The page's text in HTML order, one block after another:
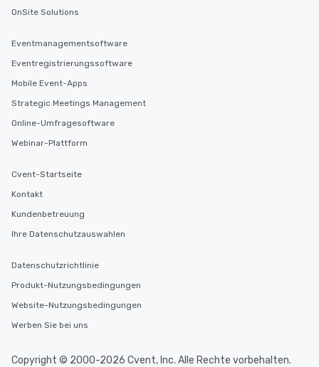
OnSite Solutions
Eventmanagementsoftware
Eventregistrierungssoftware
Mobile Event-Apps
Strategic Meetings Management
Online-Umfragesoftware
Webinar-Plattform
Cvent-Startseite
Kontakt
Kundenbetreuung
Ihre Datenschutzauswahlen
Datenschutzrichtlinie
Produkt-Nutzungsbedingungen
Website-Nutzungsbedingungen
Werben Sie bei uns
Copyright © 2000-2026 Cvent, Inc. Alle Rechte vorbehalten.